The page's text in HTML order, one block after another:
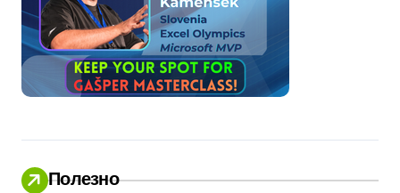
Полезно